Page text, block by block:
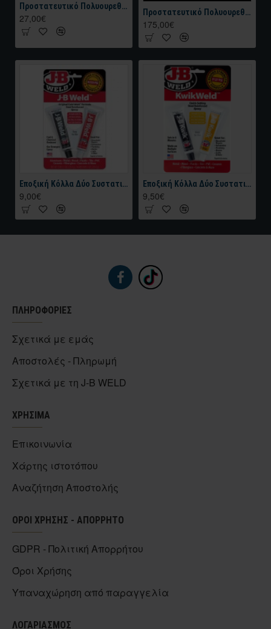
Προστατευτικό Πολυουρεθανικό Χρώμα HERCULINER BEDLINER Aerosol Truck Bed Coating 425gr Μαύρο
27,00€ Προστατευτικό Πολυουρεθανικό Χρώμα HERCULINER Roll-On Bed Liner Kit 4kg Μαύρο
175,00€
Εποξική Κόλλα Δύο Συστατικών J-B WELD™ TWIN TUBE – 2 OZ Σκουρο Γκρι 56.8 gr
9,00€
Εποξική Κόλλα Δύο Συστατικών J-B WELD KWIKWELD™ TWIN TUBE – 56.8 gr Σκούρο Γκρι
9,50€
ΠΛΗΡΟΦΟΡΙΕΣ
Σχετικά με εμάς
Αποστολές - Πληρωμή
Σχετικά με τη J-B WELD
ΧΡΗΣΙΜΑ
Επικοινωνία
Χάρτης ιστοτόπου
Αναζήτηση Αποστολής
ΟΡΟΙ ΧΡΗΣΗΣ - ΑΠΟΡΡΗΤΟ
GDPR - Πολιτική Απορρήτου
Όροι Χρήσης
Υπαναχώρηση από παραγγελία
ΛΟΓΑΡΙΑΣΜΟΣ